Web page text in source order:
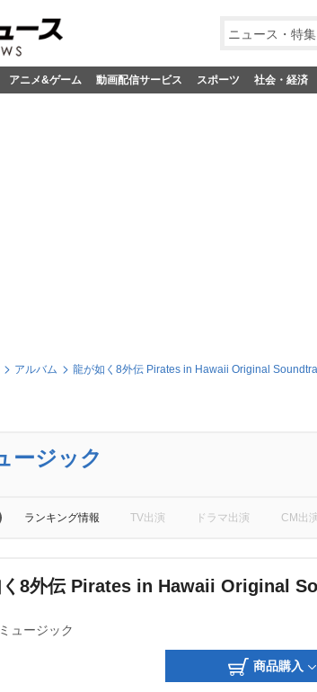
ニュース・特集
アニメ&ゲーム 動画配信サービス スポーツ 社会・経済
アルバム 龍が如く8外伝 Pirates in Hawaii Original
ージック
ランキング情報 TV出演 ドラマ出演 CM出
く8外伝 Pirates in Hawaii Original
ュージック
商品購入